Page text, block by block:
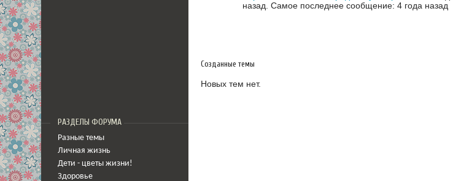
РАЗДЕЛЫ ФОРУМА
Разные темы
Личная жизнь
Дети - цветы жизни!
Здоровье
назад. Самое последнее сообщение: 4 года назад
Созданные темы
Новых тем нет.